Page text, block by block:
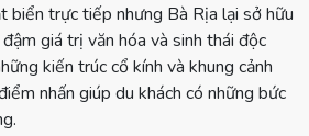
biển trực tiếp nhưng Bà Rịa lại sở hữu
giá trị văn hóa và sinh thái độc
kiến trúc cổ kính và khung cảnh
nhấn giúp du khách có những bức